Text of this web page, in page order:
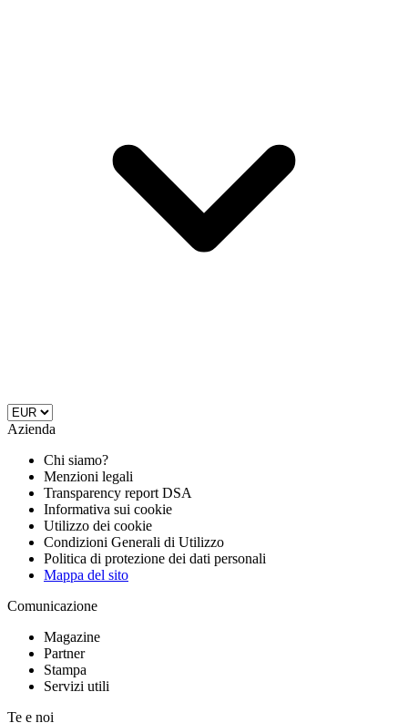
Azienda
Chi siamo?
Menzioni legali
Transparency report DSA
Informativa sui cookie
Utilizzo dei cookie
Condizioni Generali di Utilizzo
Politica di protezione dei dati personali
Mappa del sito
Comunicazione
Magazine
Partner
Stampa
Servizi utili
Te e noi